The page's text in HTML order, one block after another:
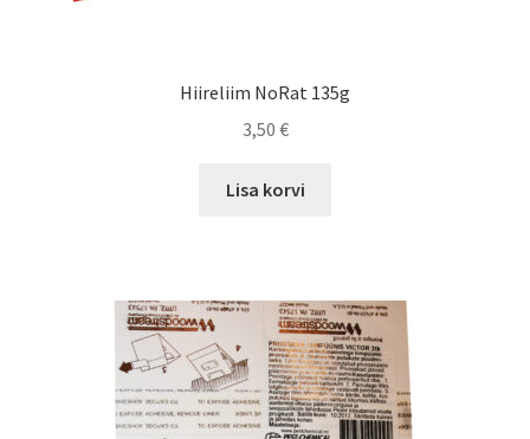
Hiireliim NoRat 135g
3,50 €
Lisa korvi